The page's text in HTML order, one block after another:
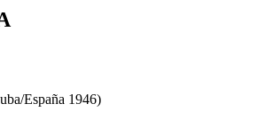
España 1946)